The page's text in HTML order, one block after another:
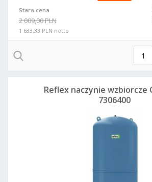
Stara cena
2 009,00 PLN
1 633,33 PLN netto
Reflex naczynie wzbiorcze
7306400